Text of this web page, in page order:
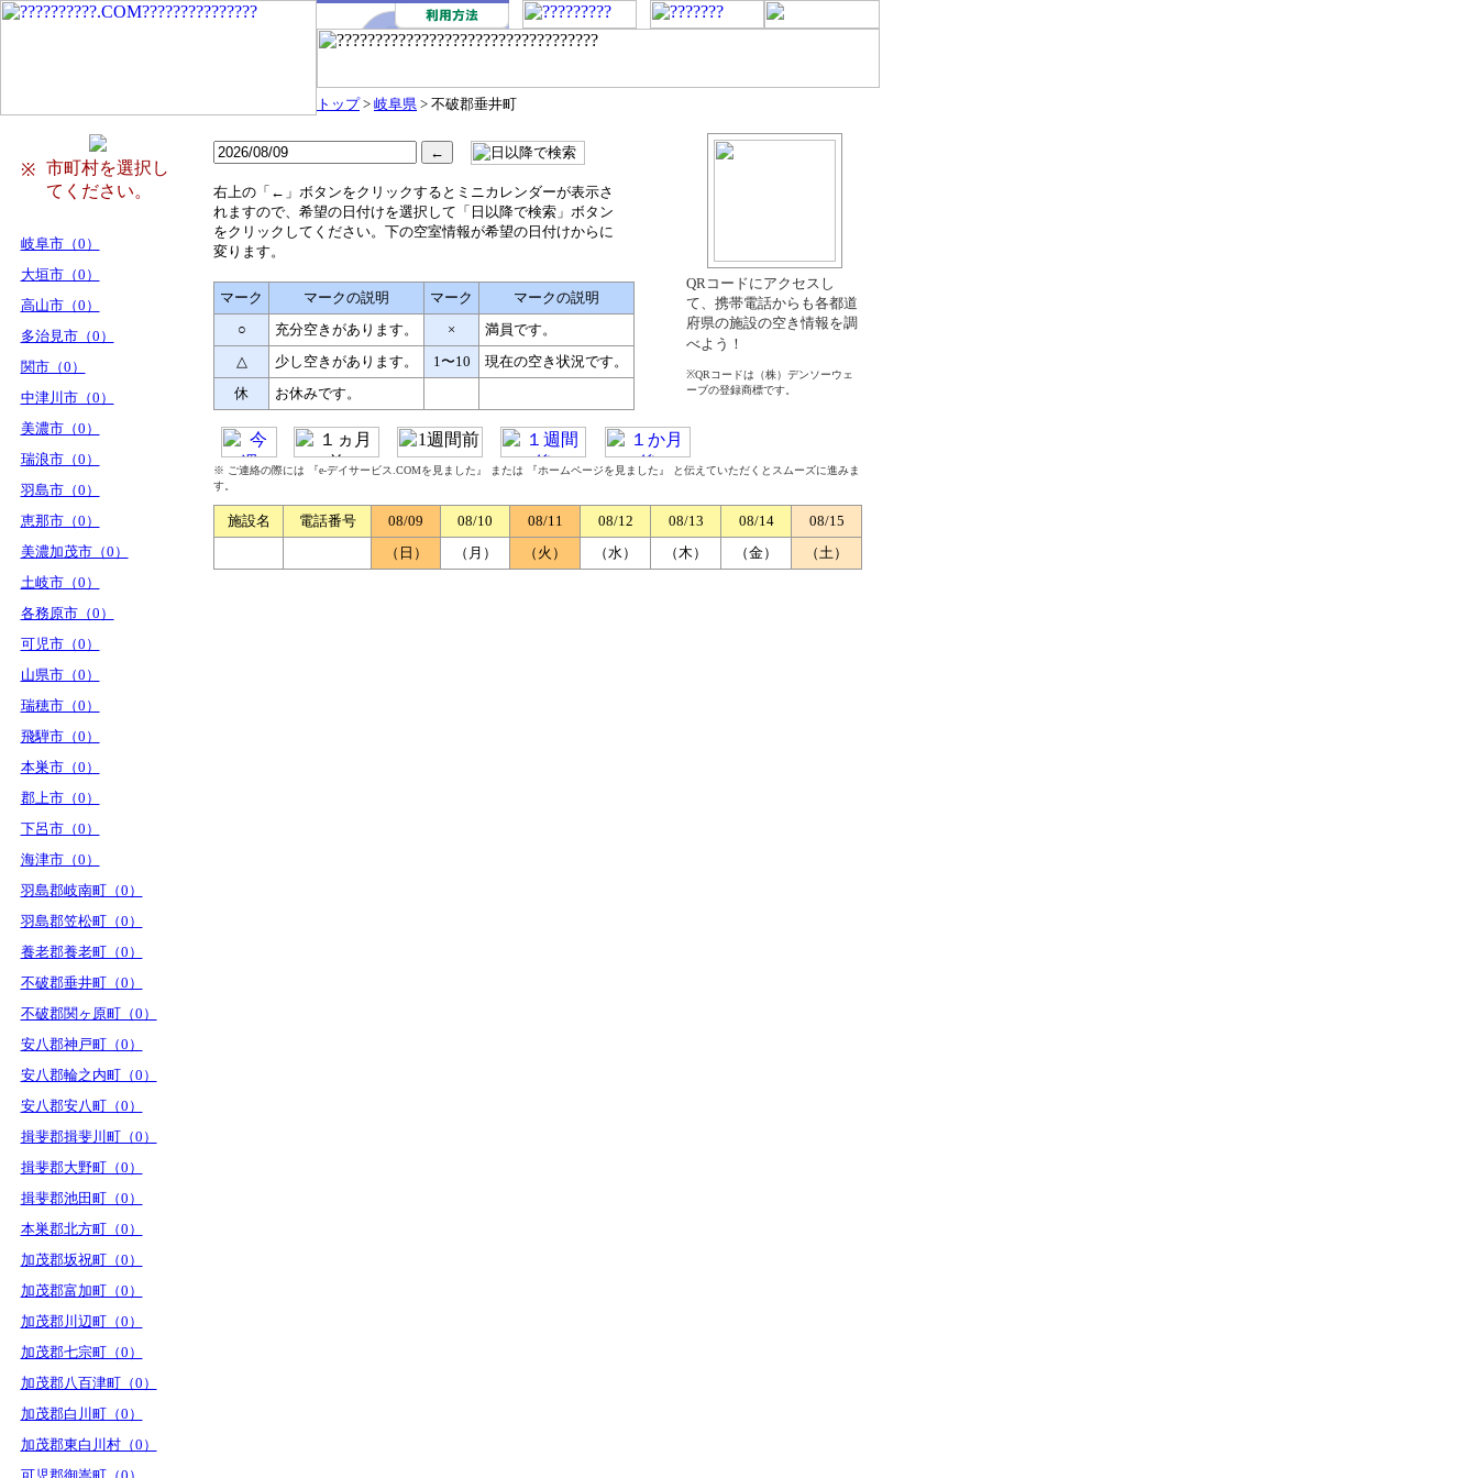
トップ> 岐阜県 > 不破郡垂井町
※
市町村を選択し
てください。
岐阜市（0）
大垣市（0）
高山市（0）
多治見市（0）
関市（0）
中津川市（0）
美濃市（0）
瑞浪市（0）
羽島市（0）
恵那市（0）
美濃加茂市（0）
土岐市（0）
各務原市（0）
可児市（0）
山県市（0）
瑞穂市（0）
飛騨市（0）
本巣市（0）
郡上市（0）
下呂市（0）
海津市（0）
羽島郡岐南町（0）
羽島郡笠松町（0）
養老郡養老町（0）
不破郡垂井町（0）
不破郡関ヶ原町（0）
安八郡神戸町（0）
安八郡輪之内町（0）
安八郡安八町（0）
揖斐郡揖斐川町（0）
揖斐郡大野町（0）
揖斐郡池田町（0）
本巣郡北方町（0）
加茂郡坂祝町（0）
加茂郡富加町（0）
加茂郡川辺町（0）
加茂郡七宗町（0）
加茂郡八百津町（0）
加茂郡白川町（0）
加茂郡東白川村（0）
右上の「←」ボタンをクリックするとミニカレンダーが表示さ
れますので、希望の日付けを選択して「日以降で検索」ボタン
をクリックしてください。下の空室情報が希望の日付けからに
変ります。
マーク マークの説明 マーク
マークの説明
○
充分空きがあります。 ×
満員です。
△
少し空きがあります。 1〜10
現在の空き状況です。
休
お休みです。
QRコードにアクセスし
て、携帯電話からも各都道
府県の施設の空き情報を調
べよう！
※QRコードは（株）デンソーウェ
ーブの登録商標です。
※ ご連絡の際には 『e-デイサービス.COMを見ました』 または 『ホームページを見ました』 と伝えていただくとスムーズに進みま
す。
施設名 電話番号 08/09 08/10 08/11 08/12 08/13 08/14
08/15
（日）
（月） （火） （水） （木） （金） （土）